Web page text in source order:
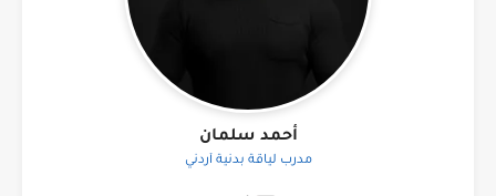
أحمد سلمان
مدرب لياقة بدنية أردني